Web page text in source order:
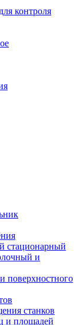
контроля
стационарный
и
поверхностного
станков
и площадей